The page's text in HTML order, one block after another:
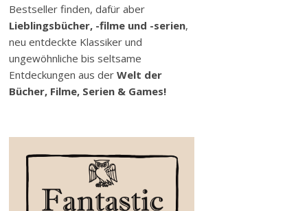
Bestseller finden, dafür aber
Lieblingsbücher, -filme und -serien,
neu entdeckte Klassiker und
ungewöhnliche bis seltsame
Entdeckungen aus der Welt der
Bücher, Filme, Serien & Games!